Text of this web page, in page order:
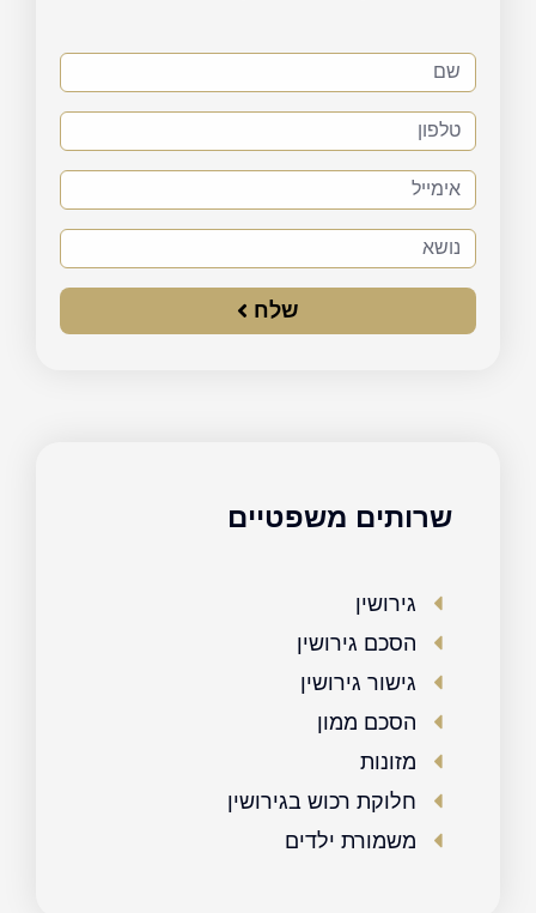
שם
טלפון
אימייל
נושא
שלח
שרותים משפטיים
גירושין
הסכם גירושין
גישור גירושין
הסכם ממון
מזונות
חלוקת רכוש בגירושין
משמורת ילדים